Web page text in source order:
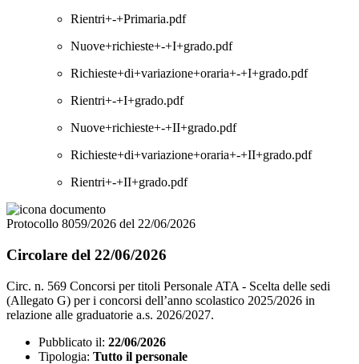
Rientri+-+Primaria.pdf
Nuove+richieste+-+I+grado.pdf
Richieste+di+variazione+oraria+-+I+grado.pdf
Rientri+-+I+grado.pdf
Nuove+richieste+-+II+grado.pdf
Richieste+di+variazione+oraria+-+II+grado.pdf
Rientri+-+II+grado.pdf
Protocollo 8059/2026 del 22/06/2026
Circolare del 22/06/2026
Circ. n. 569 Concorsi per titoli Personale ATA - Scelta delle sedi
(Allegato G) per i concorsi dell’anno scolastico 2025/2026 in
relazione alle graduatorie a.s. 2026/2027.
Pubblicato il: 22/06/2026
Tipologia: Tutto il personale